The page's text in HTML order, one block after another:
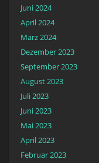
Juni 2024
April 2024
März 2024
Dezember 2023
September 2023
August 2023
Juli 2023
Juni 2023
Mai 2023
April 2023
Februar 2023